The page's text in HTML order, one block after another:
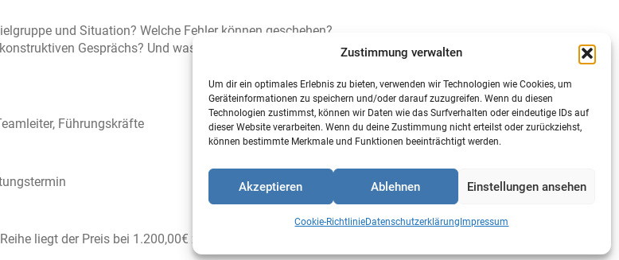
Zustimmung verwalten
Um dir ein optimales Erlebnis zu bieten, verwenden wir Technologien wie Cookies, um
Geräteinformationen zu speichern und/oder darauf zuzugreifen. Wenn du diesen
Technologien zustimmst, können wir Daten wie das Surfverhalten oder eindeutige IDs auf
dieser Website verarbeiten. Wenn du deine Zustimmung nicht erteilst oder zurückziehst,
können bestimmte Merkmale und Funktionen beeinträchtigt werden.
Akzeptieren Ablehnen Einstellungen ansehen
Cookie-RichtlinieDatenschutzerklärung Impressum
und Situation? Welche Fehler können geschehen?
Gesprächs? Und was das mit Bedürfnissen zu tun hat, erfahren Sie in diesem
Führungskräfte
liegt der Preis bei 1.200,00€ zzgl. MwSt.